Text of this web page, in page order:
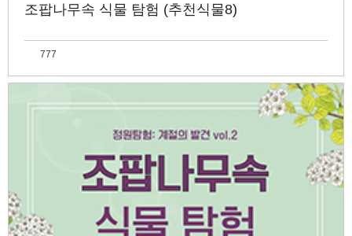
조팝나무속 식물 탐험 (추천식물8)
777